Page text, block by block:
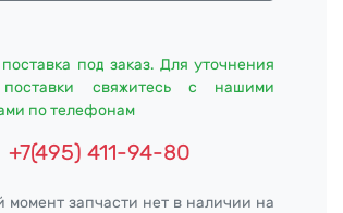
под заказ. Для уточнения
свяжитесь с нашими
по телефонам
+7(495) 411-94-80
момент запчасти нет в наличии на